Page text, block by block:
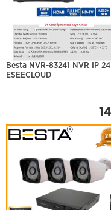
Besta NVR-83241 NVR IP
ESEECLOUD